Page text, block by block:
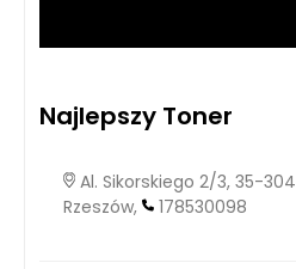
Najlepszy Toner
Al. Sikorskiego 2/3, 35-304
Rzeszów,
178530098